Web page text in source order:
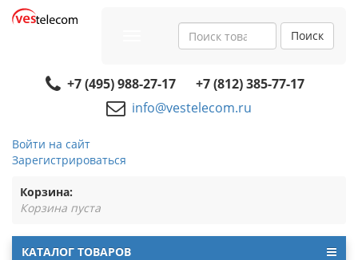
navigation
Поиск
+7 (495) 988-27-17
+7 (812) 385-77-17
info@vestelecom.ru
Войти на сайт
Зарегистрироваться
Корзина:
Корзина пуста
КАТАЛОГ ТОВАРОВ